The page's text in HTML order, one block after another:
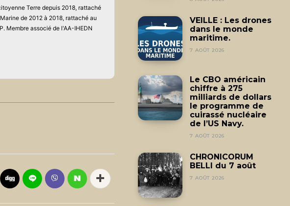
Terre depuis 2018, rattaché
de 2012 à 2018, rattaché au
Membre associé de l'AA-IHEDN
VEILLE : Les drones
dans le monde
maritime.
7 AOÛT 2026
Le CBO américain
chiffre à 275
milliards de dollars
le programme de
cuirassé nucléaire
de l’US Navy.
7 AOÛT 2026
CHRONICORUM
BELLI du 7 août
7 AOÛT 2026